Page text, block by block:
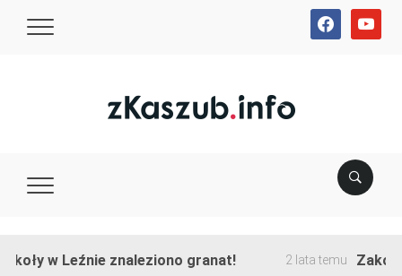
facebookyoutube
w Leźnie znaleziono granat! 2 lata temu